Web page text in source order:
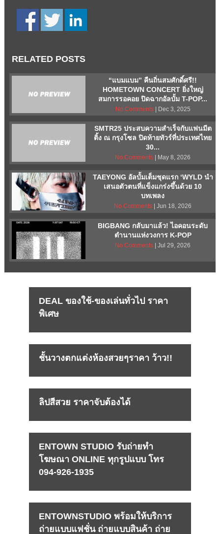
RELATED POSTS
“แบมแบม” คืนถิ่นสมศักดิ์ศรี!!
HOMETOWN CONCERT ยิ่งใหญ่
สมการรอคอย ปิดฉากอัลบั้ม T-POP...
No Comments| Dec 3, 2025
SMTR25 ประสบความสำเร็จกับแฟนมีต
ติ้ง ณ กรุงโซล ปิดท้ายทัวร์ที่ประเทศไทย
30...
No Comments | May 8, 2026
TAEYONG อัลบั้มเต็มชุดแรก ‘WYLD นำ
เสนอตัวตนที่แข็งแกร่งขึ้นด้วย 10
บทเพลง
No Comments | Jun 18, 2026
BIGBANG กลับมาแล้ว! ไอคอนระดับ
ตำนานแห่งวงการ K-POP
No Comments | Jul 29, 2026
DEAL ของใช้-ของเล่นทั่วไป ราคา
พิเศษ
ชั้นวางตกแต่งห้องสวยๆราคา ว้าว!!
ลิปสีสวย ราคาจับต้องได้
ENTOWN STUDIO รับถ่ายทำ
โฆษณา ONLINE ทุกรูปแบบ โทร
094-926-1935
ENTOWNSTUDIO พร้อมให้บริการ
ถ่ายแบบแฟชั่น ถ่ายแบบสินค้า ถ่าย